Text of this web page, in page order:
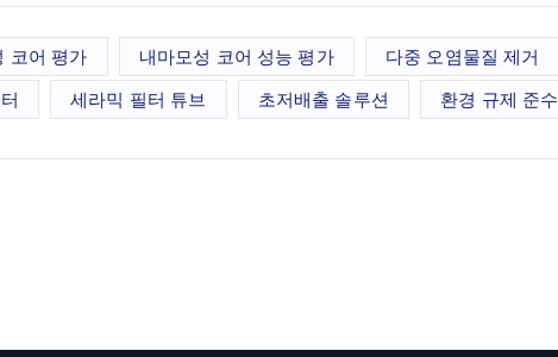
코어 평가 내마모성 코어 성능 평가 다중 오염물질 제거
세라믹 필터 튜브 초저배출 솔루션 환경 규제 준수